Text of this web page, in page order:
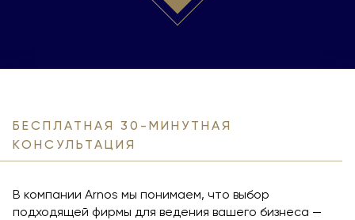
БЕСПЛАТНАЯ 30-МИНУТНАЯ
КОНСУЛЬТАЦИЯ
В компании Arnos мы понимаем, что выбор
подходящей фирмы для ведения вашего бизнеса —